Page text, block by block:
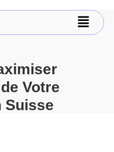
Votre
Suisse